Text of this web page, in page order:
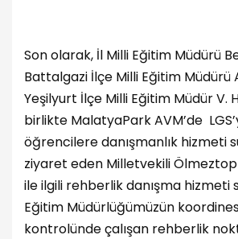
Son olarak, İl Milli Eğitim Müdürü
Battalgazi İlçe Milli Eğitim Müdürü
Yeşilyurt İlçe Milli Eğitim Müdür V.
birlikte MalatyaPark AVM’de
öğrencilere danışmanlık hizmeti
ziyaret eden Milletvekili
ile ilgili rehberlik danışma hizmeti
Eğitim Müdürlüğümüzün
kontrolünde çalışan rehberlik